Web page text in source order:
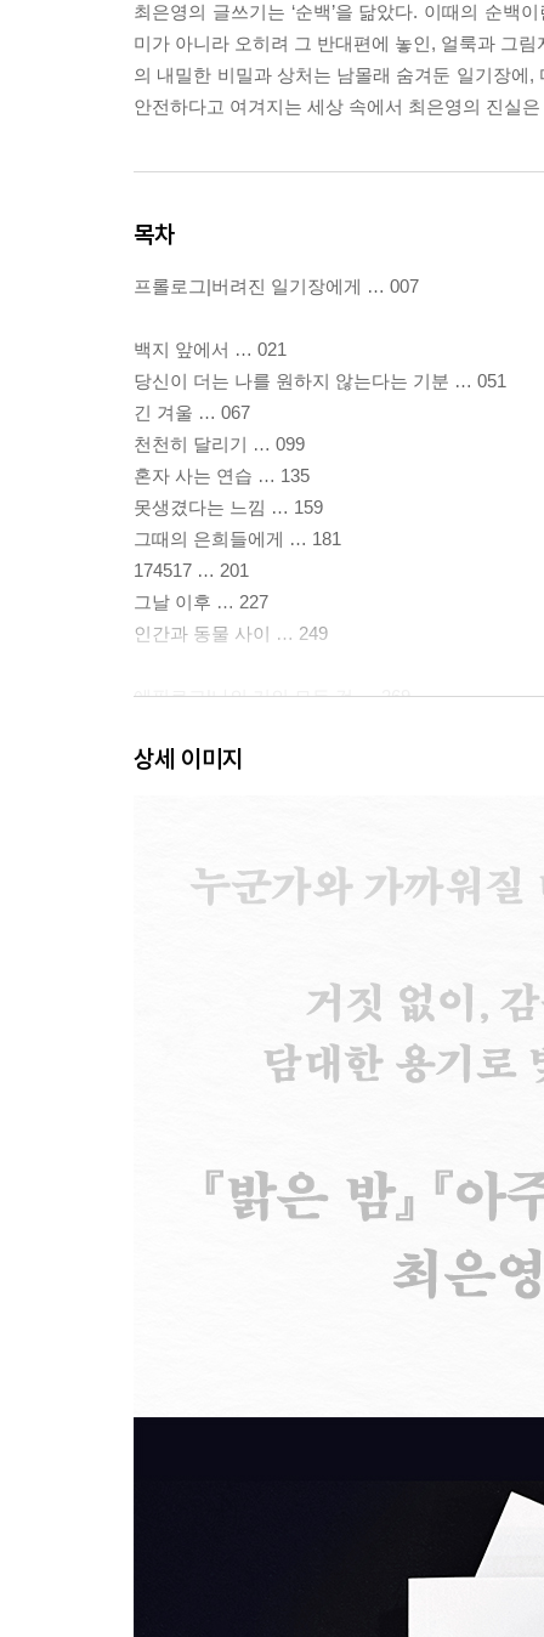
최은영의 글쓰기는 ‘순백’을 닮았다. 이때의 순백
미가 아니라 오히려 그 반대편에 놓인, 얼룩과 그
의 내밀한 비밀과 상처는 남몰래 숨겨둔 일기장에
안전하다고 여겨지는 세상 속에서 최은영의 진실
목차
프롤로그|버려진 일기장에게 … 007
백지 앞에서 … 021
당신이 더는 나를 원하지 않는다는 기분 … 051
긴 겨울 … 067
천천히 달리기 … 099
혼자 사는 연습 … 135
못생겼다는 느낌 … 159
그때의 은희들에게 … 181
174517 … 201
그날 이후 … 227
인간과 동물 사이 … 249
에필로그|나의 거의 모든 것 … 269
상세 이미지